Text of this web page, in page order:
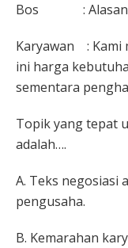
Bos : Alasan
Karyawan : Kami
ini harga
sementara
Topik yang tepat
adalah….
A. Teks negosiasi
pengusaha.
B. Kemarahan